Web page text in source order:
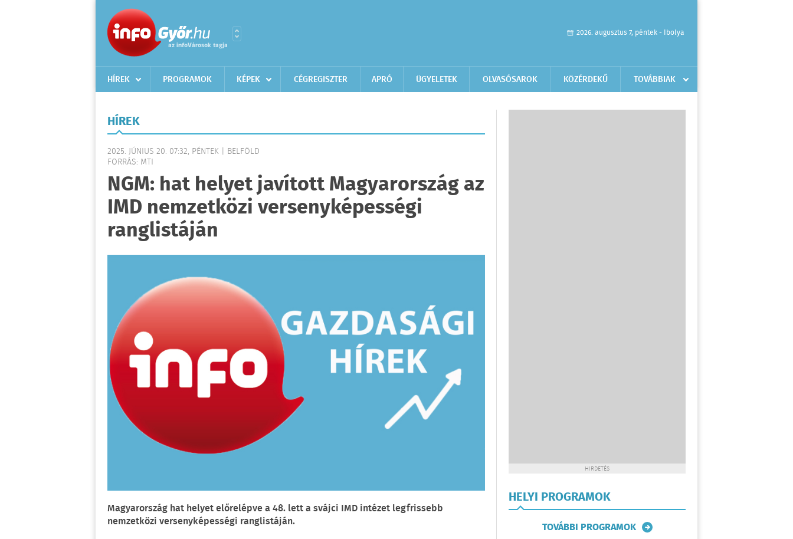
2026. augusztus 7, péntek - Ibolya
HÍREK PROGRAMOK KÉPEK CÉGREGISZTER APRÓ ÜGYELETEK OLVASÓSAROK KÖZÉRDEKŰ TOVÁBBIAK
HÍREK
2025. JÚNIUS 20. 07:32, PÉNTEK | BELFÖLD
FORRÁS: MTI
NGM: hat helyet javított Magyarország az
IMD nemzetközi versenyképességi
ranglistáján
Magyarország hat helyet előrelépve a 48. lett a svájci IMD intézet legfrissebb
nemzetközi versenyképességi ranglistáján.
HIRDETÉS
HELYI PROGRAMOK
TOVÁBBI PROGRAMOK